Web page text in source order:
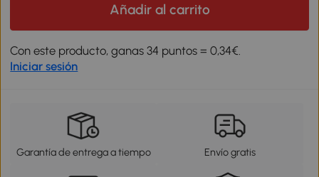
Añadir al carrito
Con este producto, ganas 34 puntos = 0,34€.
Iniciar sesión
Garantía de entrega a tiempo Envío gratis